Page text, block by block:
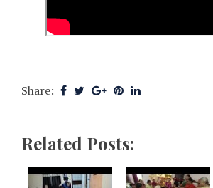
Share:
Related Posts: